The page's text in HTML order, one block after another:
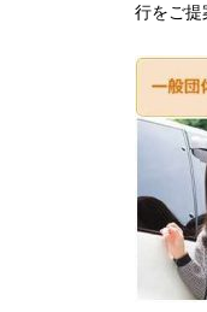
行をご提